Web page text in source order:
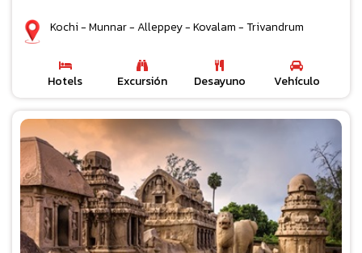
Kochi - Munnar - Alleppey - Kovalam - Trivandrum
Hotels Excursión Desayuno Vehículo